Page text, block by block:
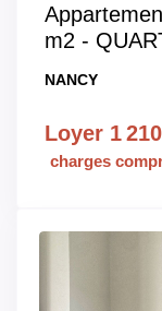
m2 -
NANCY
Loyer 1
charges